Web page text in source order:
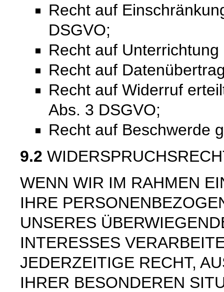
Recht auf
DSGVO;
Recht auf
Recht auf
Recht auf Widerruf
Abs. 3 DSGVO;
Recht auf Beschwerde
9.2
WENN WIR IM RAHMEN
IHRE
UNSERES
INTERESSES
JEDERZEITIGE RECHT,
IHRER BESONDEREN